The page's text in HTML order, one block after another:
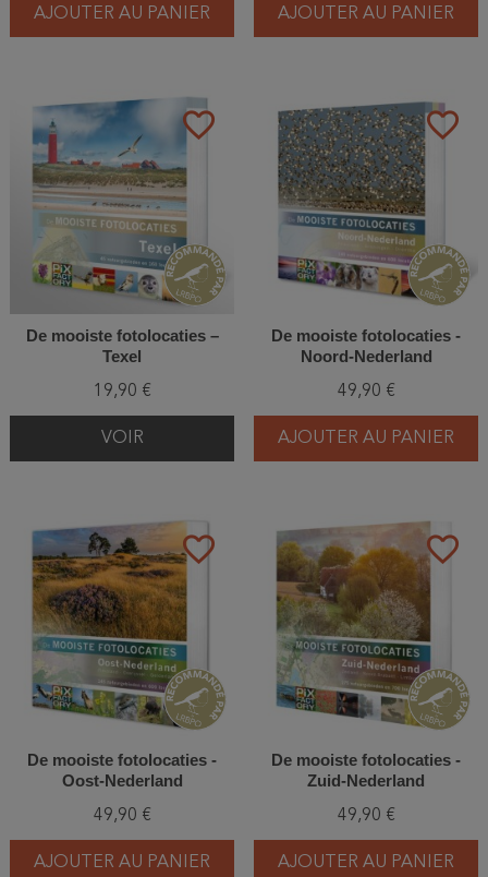
AJOUTER AU PANIER AJOUTER AU PANIER
favorite_border
De mooiste fotolocaties –
Texel
19,90 €
VOIR
favorite_border
De mooiste fotolocaties -
Noord-Nederland
49,90 €
AJOUTER AU PANIER
favorite_border
De mooiste fotolocaties -
Oost-Nederland
49,90 €
AJOUTER AU PANIER
favorite_border
De mooiste fotolocaties -
Zuid-Nederland
49,90 €
AJOUTER AU PANIER